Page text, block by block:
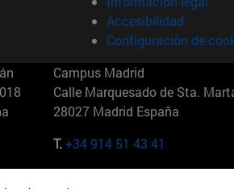
Accesibilidad
Configuración de
Campus Madrid
Calle Marquesado de Sta.
28027 Madrid España
T.+34 914 51 43 41